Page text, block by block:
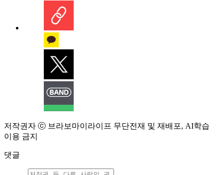
저작권자 ⓒ 브라보마이라이프 무단전재 및 재배포, AI학습
이용 금지
댓글